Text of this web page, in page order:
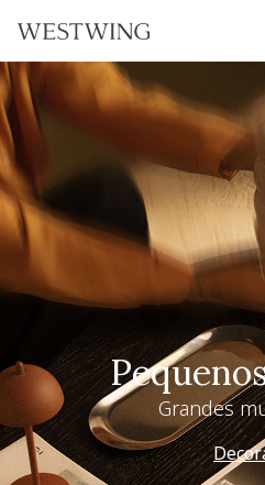
Grandes